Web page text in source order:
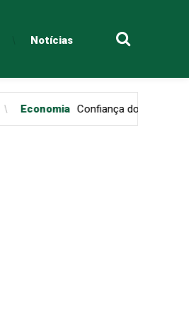
Notícias
Confiança do consumidor paulistano